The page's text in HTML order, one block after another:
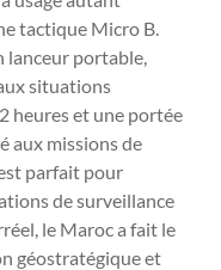
tactique Micro B.
lanceur portable,
situations
heures et une portée
aux missions de
parfait pour
de surveillance
le Maroc a fait le
géostratégique et